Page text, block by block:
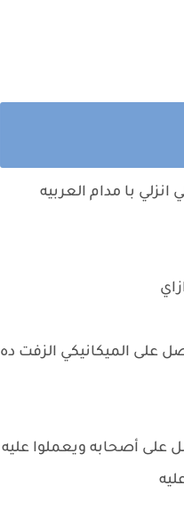
با مدام العربيه
على الميكانيكي الزفت ده
على أصحابه ويعملوا عليه